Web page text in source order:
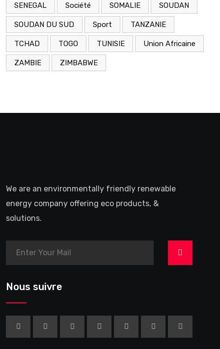
SENEGAL Société SOMALIE SOUDAN
SOUDAN DU SUD Sport TANZANIE
TCHAD TOGO TUNISIE Union Africaine
ZAMBIE ZIMBABWE
We are an environmentally friendly renewable
energy company offering eco products, &
solutions.
>
Nous suivre